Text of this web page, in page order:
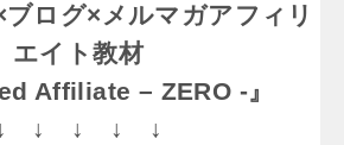
ログ×メルマガアフィリ
エイト教材
Affiliate – ZERO -』
↓ ↓ ↓ ↓